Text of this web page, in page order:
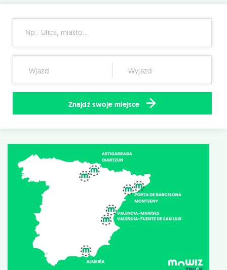
Np.: Ulica, miasto...
Wjazd Wyjazd
Znajdź swoje miejsce